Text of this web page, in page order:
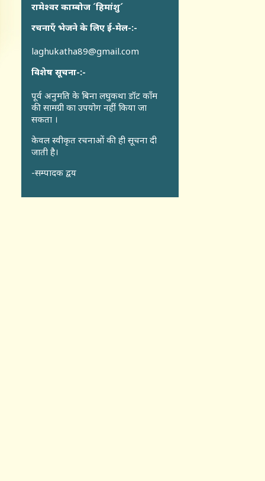
रामेश्वर काम्बोज ´हिमांशु´
रचनाएँ भेजने के लिए ई-मेल-:-
laghukatha89@gmail.com
विशेष सूचना-:-
पूर्व अनुमति के बिना लघुकथा डॉट कॉंम
की सामग्री का उपयोग नहीं किया जा
सकता ।
केवल स्वीकृत रचनाओं की ही सूचना दी
जाती है।
-सम्पादक द्वय